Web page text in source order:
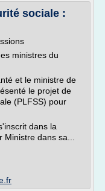
sociale :
ministres du
et le ministre de
le projet de
(PLFSS) pour
dans la
dans sa...